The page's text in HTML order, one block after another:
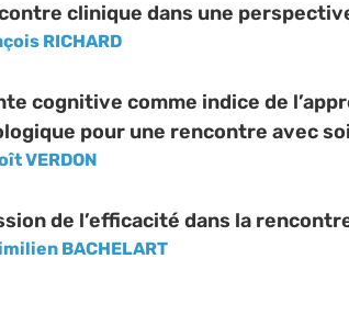
clinique dans une
RICHARD
cognitive comme indice de
pour une rencontre avec soi
VERDON
de l’efficacité dans la
BACHELART